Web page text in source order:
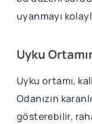
uyanmayı
Uyku
Uyku ortamı,
Odanızın
gösterebilir,